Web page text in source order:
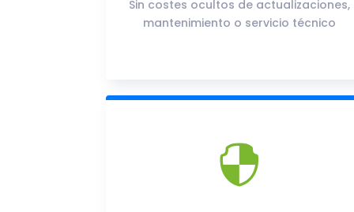
Sin costes ocultos de actualizaciones,
mantenimiento o servicio técnico
